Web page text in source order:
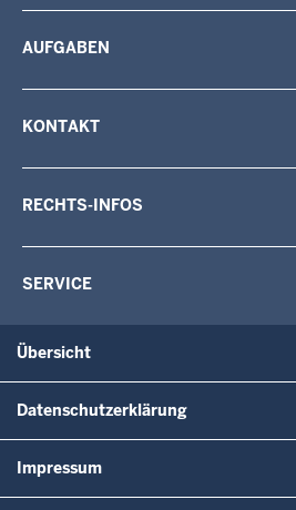
AUFGABEN
KONTAKT
RECHTS-INFOS
SERVICE
Übersicht
Datenschutzerklärung
Impressum